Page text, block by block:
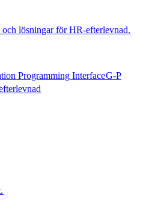
lösningar för HR-efterlevnad.​​
Programming Interface​​G-P